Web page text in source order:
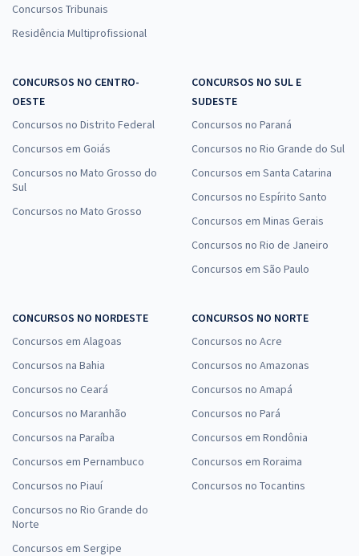
Concursos Tribunais
Residência Multiprofissional
CONCURSOS NO CENTRO-
OESTE
Concursos no Distrito Federal
Concursos em Goiás
Concursos no Mato Grosso do
Sul
Concursos no Mato Grosso
CONCURSOS NO SUL E
SUDESTE
Concursos no Paraná
Concursos no Rio Grande do Sul
Concursos em Santa Catarina
Concursos no Espírito Santo
Concursos em Minas Gerais
Concursos no Rio de Janeiro
Concursos em São Paulo
CONCURSOS NO NORDESTE
Concursos em Alagoas
Concursos na Bahia
Concursos no Ceará
Concursos no Maranhão
Concursos na Paraíba
Concursos em Pernambuco
Concursos no Piauí
Concursos no Rio Grande do
Norte
Concursos em Sergipe
CONCURSOS NO NORTE
Concursos no Acre
Concursos no Amazonas
Concursos no Amapá
Concursos no Pará
Concursos em Rondônia
Concursos em Roraima
Concursos no Tocantins